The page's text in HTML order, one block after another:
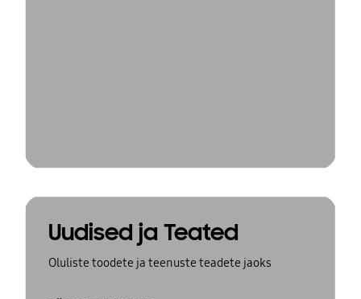
Uudised ja Teated
Oluliste toodete ja teenuste teadete jaoks